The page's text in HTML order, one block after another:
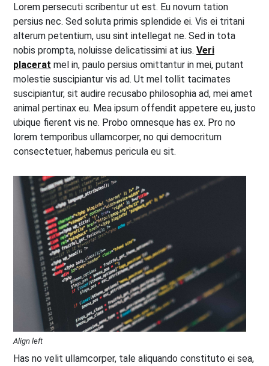
Lorem persecuti scribentur ut est. Eu novum tation
persius nec. Sed soluta primis splendide ei. Vis ei tritani
alterum petentium, usu sint intellegat ne. Sed in tota
nobis prompta, noluisse delicatissimi at ius. Veri
placerat mel in, paulo persius omittantur in mei, putant
molestie suscipiantur vis ad. Ut mel tollit tacimates
suscipiantur, sit audire recusabo philosophia ad, mei amet
animal pertinax eu. Mea ipsum offendit appetere eu, justo
ubique fierent vis ne. Probo omnesque has ex. Pro no
lorem temporibus ullamcorper, no qui democritum
consectetuer, habemus pericula eu sit.
Align left
Has no velit ullamcorper, tale aliquando constituto ei sea,